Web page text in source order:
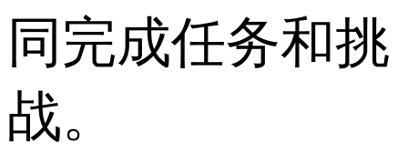
同完成任务和挑
战。